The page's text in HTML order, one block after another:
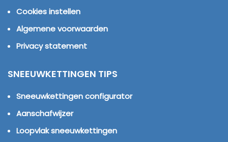
Cookies instellen
Algemene voorwaarden
Privacy statement
SNEEUWKETTINGEN TIPS
Sneeuwkettingen configurator
Aanschafwijzer
Loopvlak sneeuwkettingen